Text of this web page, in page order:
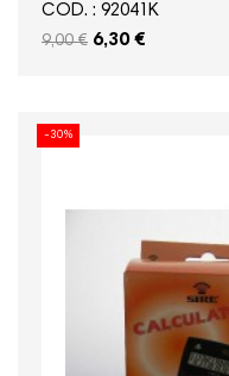
COD. : 92041K
9,00 € 6,30 €
-30%